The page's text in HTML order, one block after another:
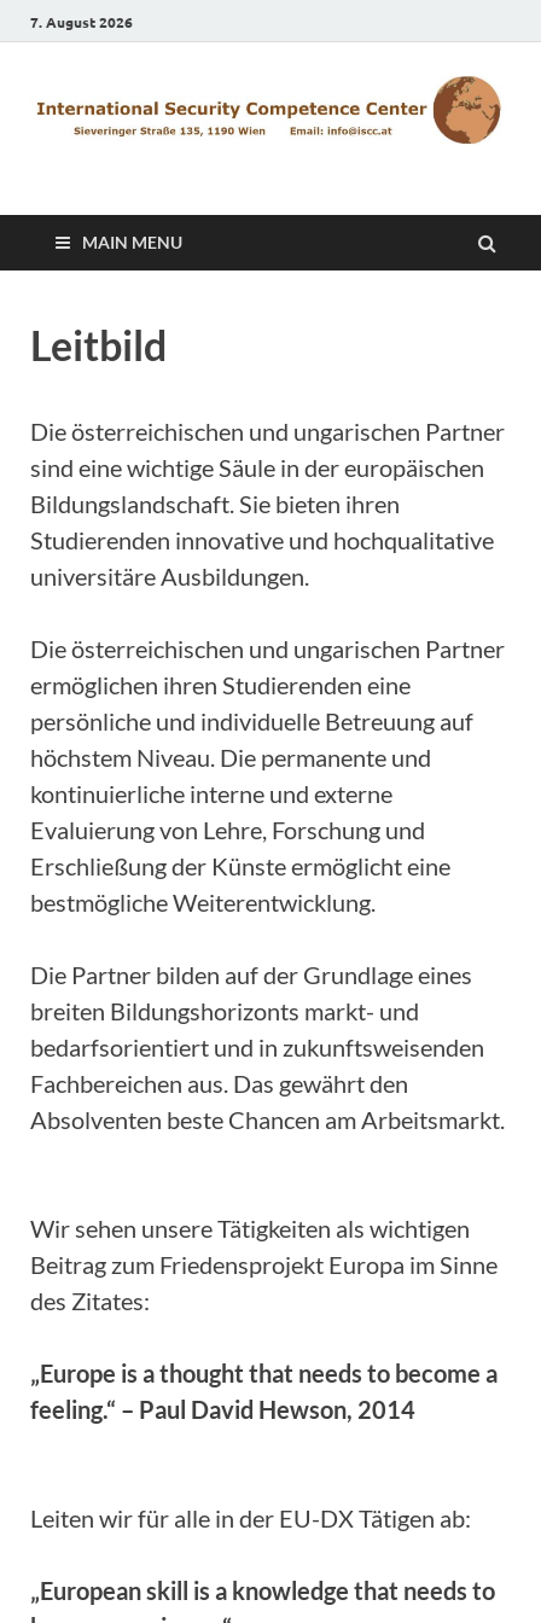
7. August 2026
ISCC
MAIN MENU
Leitbild
Die österreichischen und ungarischen Partner
sind eine wichtige Säule in der europäischen
Bildungslandschaft. Sie bieten ihren
Studierenden innovative und hochqualitative
universitäre Ausbildungen.
Die österreichischen und ungarischen Partner
ermöglichen ihren Studierenden eine
persönliche und individuelle Betreuung auf
höchstem Niveau. Die permanente und
kontinuierliche interne und externe
Evaluierung von Lehre, Forschung und
Erschließung der Künste ermöglicht eine
bestmögliche Weiterentwicklung.
Die Partner bilden auf der Grundlage eines
breiten Bildungshorizonts markt- und
bedarfsorientiert und in zukunftsweisenden
Fachbereichen aus. Das gewährt den
Absolventen beste Chancen am Arbeitsmarkt.
Wir sehen unsere Tätigkeiten als wichtigen
Beitrag zum Friedensprojekt Europa im Sinne
des Zitates:
„Europe is a thought that needs to become a
feeling.“ – Paul David Hewson, 2014
Leiten wir für alle in der EU-DX Tätigen ab:
„European skill is a knowledge that needs to